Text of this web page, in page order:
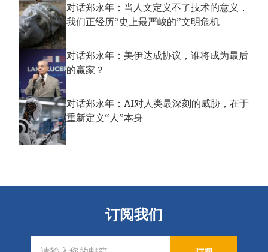
对话郑永年：当人文定义不了技术的意义，
我们正经历“史上最严峻的”文明危机
对话郑永年：美伊达成协议，谁将成为最后
的赢家？
对话郑永年：AI对人类最深刻的威胁，在于
重新定义“人”本身
订阅我们